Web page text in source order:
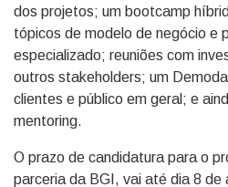
dos projetos; um bootcamp
tópicos de modelo de negócio e
especializado; reuniões com
outros stakeholders; um
clientes e público em geral; e
mentoring.
O prazo de candidatura para o
parceria da BGI, vai até dia 8 de